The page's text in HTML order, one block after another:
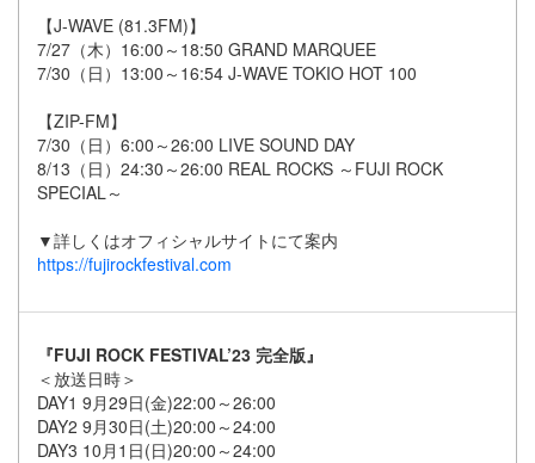
【J-WAVE (81.3FM)】
7/27（木）16:00～18:50 GRAND MARQUEE
7/30（日）13:00～16:54 J-WAVE TOKIO HOT 100
【ZIP-FM】
7/30（日）6:00～26:00 LIVE SOUND DAY
8/13（日）24:30～26:00 REAL ROCKS ～FUJI ROCK
SPECIAL～
▼詳しくはオフィシャルサイトにて案内
https://fujirockfestival.com
『FUJI ROCK FESTIVAL’23 完全版』
＜放送日時＞
DAY1 9月29日(金)22:00～26:00
DAY2 9月30日(土)20:00～24:00
DAY3 10月1日(日)20:00～24:00